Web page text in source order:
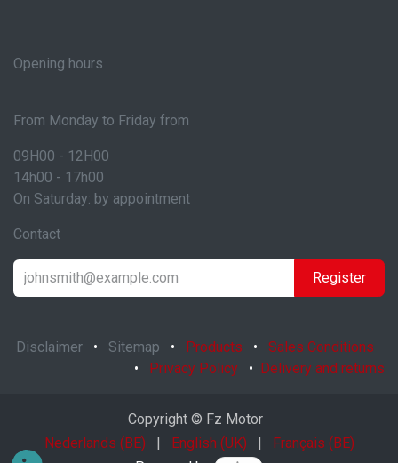
Opening hours
From Monday to Friday from
09H00 - 12H00
14h00 - 17h00
On Saturday: by appointment
Contact
Register
Disclaimer • Sitemap • Products •
Sales Conditions
•
Privacy Policy • Delivery and returns
Copyright © Fz Motor
Nederlands (BE)
| English (UK) |
Français (BE)